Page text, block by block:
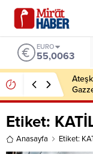
EURO
55,0063
Etiket:
Anasayfa Etiket: